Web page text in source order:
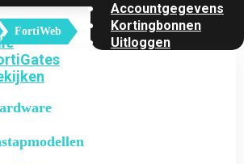
Accountgegevens
Kortingbonnen
Uitloggen
FortiWeb